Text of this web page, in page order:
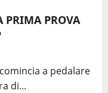
PRIMA PROVA
a pedalare
di...